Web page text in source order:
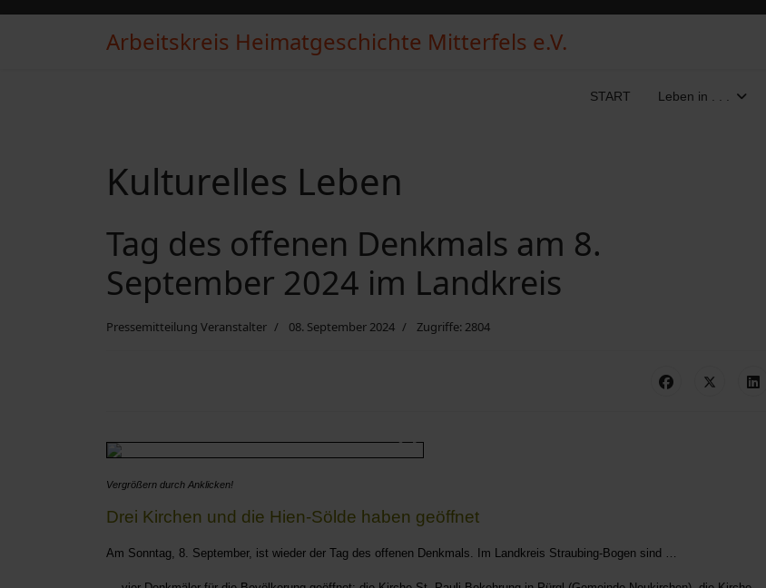
Arbeitskreis Heimatgeschichte Mitterfels e.V.
START Leben in . . .
Kulturelles Leben
Tag des offenen Denkmals am 8.
September 2024 im Landkreis
Pressemitteilung Veranstalter 08. September 2024 Zugriffe: 2804
Vergrößern durch Anklicken!
Drei Kirchen und die Hien-Sölde haben geöffnet
Am Sonntag, 8. September, ist wieder der Tag des offenen Denkmals. Im Landkreis Straubing-Bogen sind …